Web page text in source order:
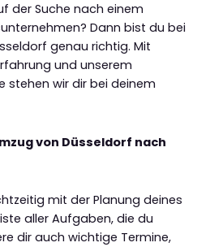
der Suche nach einem
Dann bist du bei
genau richtig. Mit
und unserem
stehen wir dir bei deinem
von Düsseldorf nach
mit der Planung deines
aller Aufgaben, die du
dir auch wichtige Termine,